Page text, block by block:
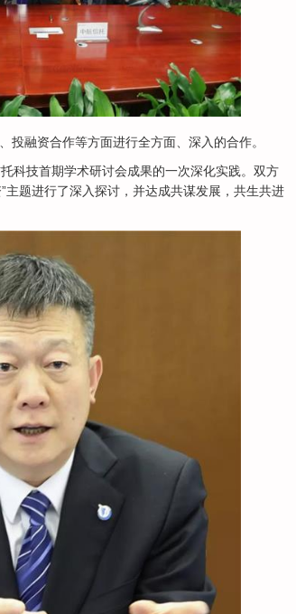
融资合作等方面进行全方面、深入的合作。
技首期学术研讨会成果的一次深化实践。双方
”主题进行了深入探讨，并达成共谋发展，共生共进